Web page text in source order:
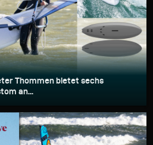
Thommen bietet sechs
an...